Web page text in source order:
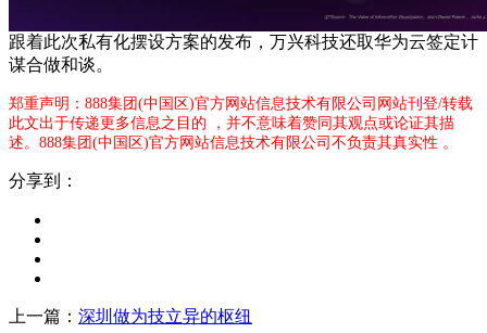
跟着此次私有化摆设方案的发布，万兴科技还取华为云签定计
谋合做和谈。
郑重声明：888集团(中国区)官方网站信息技术有限公司网站刊登/转载
此文出于传递更多信息之目的 ，并不意味着赞同其观点或论证其描
述。888集团(中国区)官方网站信息技术有限公司不负责其真实性 。
分享到：
上一篇： 深圳做为技立异的枢纽